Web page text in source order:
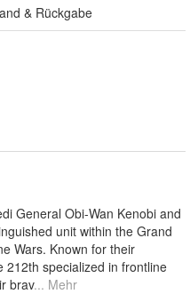
& Rückgabe
General Obi-Wan Kenobi and
unit within the Grand
Wars. Known for their
212th specialized in frontline
brav... Mehr